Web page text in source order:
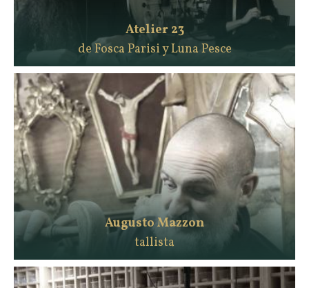
Atelier 23
de Fosca Parisi y Luna Pesce
Augusto Mazzon
tallista